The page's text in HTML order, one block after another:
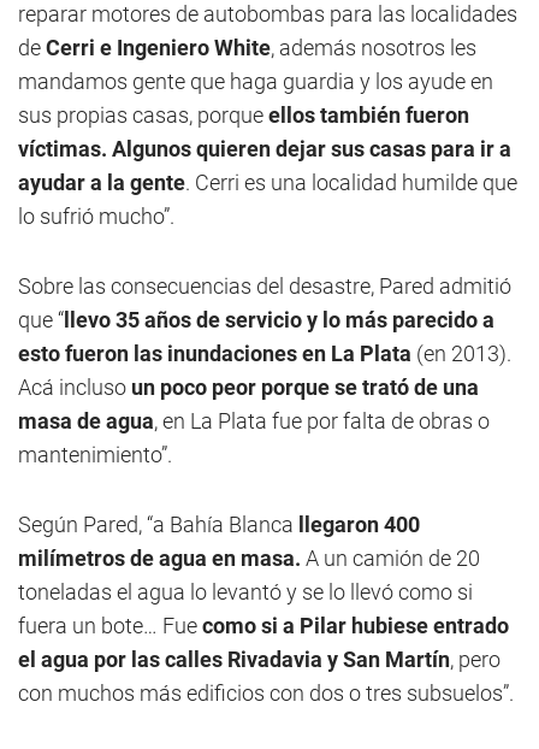
reparar motores de autobombas para las localidades
deCerri e Ingeniero White, además nosotros les
mandamos gente que haga guardia y los ayude en
sus propias casas, porqueellos también fueron
víctimas. Algunos quieren dejar sus casas para ir a
ayudar a la gente. Cerri es una localidad humilde que
lo sufrió mucho”.
Sobre las consecuencias del desastre, Pared admitió
que “ llevo 35 años de servicio y lo más parecido a
esto fueron las inundaciones en La Plata (en 2013).
Acá incluso un poco peor porque se trató de una
masa de agua, en La Plata fue por falta de obras o
mantenimiento”.
Según Pared, “a Bahía Blanca llegaron 400
milímetros de agua en masa. A un camión de 20
toneladas el agua lo levantó y se lo llevó como si
fuera un bote… Fuecomo si a Pilar hubiese entrado
el agua por las calles Rivadavia y San Martín, pero
con muchos más edificios con dos o tres subsuelos”.